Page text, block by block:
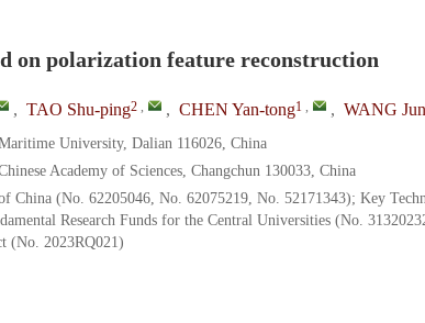
on polarization feature reconstruction
, TAO Shu-ping2 , , CHEN Yan-tong1 , , WANG
University, Dalian 116026, China
Academy of Sciences, Changchun 130033, China
China (No. 62205046, No. 62075219, No. 52171343); Key
Research Funds for the Central Universities (No.
(No. 2023RQ021)